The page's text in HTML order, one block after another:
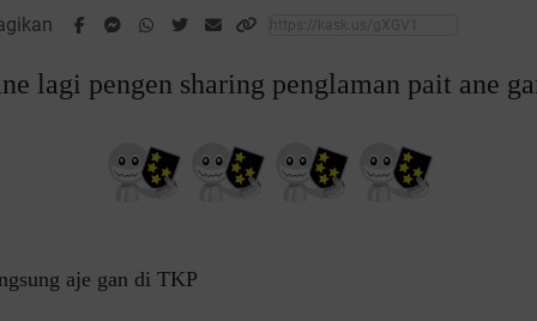
lagi pengen sharing penglaman pait ane
aje gan di TKP